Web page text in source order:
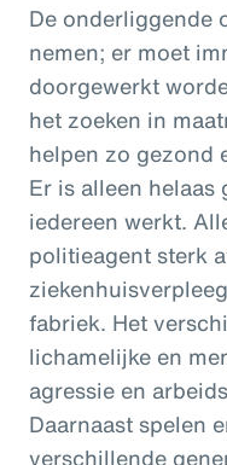
De onderliggende
nemen; er moet
doorgewerkt
het zoeken in
helpen zo gezond
Er is alleen
iedereen werkt.
politieagent sterk
fabriek. Het
lichamelijke en
agressie en
Daarnaast spelen
verschillende